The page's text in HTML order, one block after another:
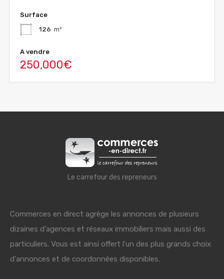
Surface
126 m²
A vendre
250,000€
Le carrefour des repreneurs
Commerces en direct agrège les annonces de plusieurs
dizaines d'agences et réseaux immobiliers mais aussi des
particuliers. Vous est ainsi offert l'un des plus grands choix
d'annonces et de coordonnées disponibles.